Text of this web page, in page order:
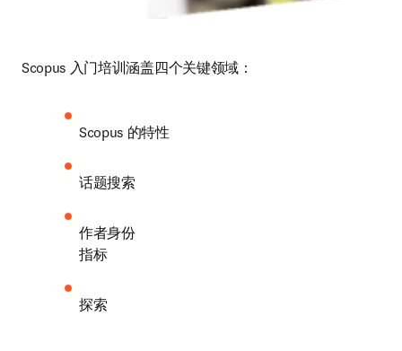
Scopus 入门培训涵盖四个关键领域：
Scopus 的特性
话题搜索
作者身份
指标
探索